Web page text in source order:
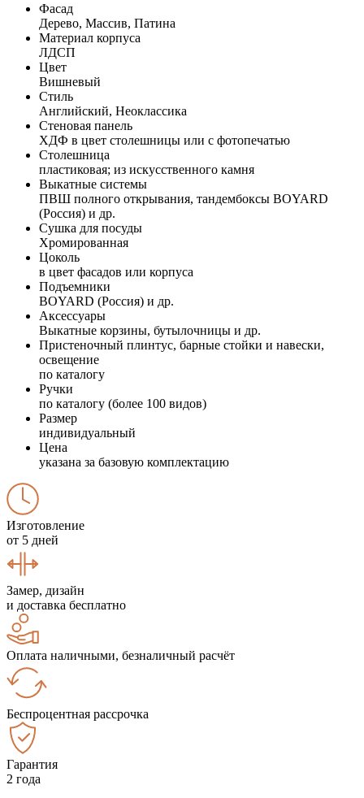
Фасад
Дерево, Массив, Патина
Материал корпуса
ЛДСП
Цвет
Вишневый
Стиль
Английский, Неоклассика
Стеновая панель
ХДФ в цвет столешницы или с фотопечатью
Столешница
пластиковая; из искусственного камня
Выкатные системы
ПВШ полного открывания, тандембоксы BOYARD
(Россия) и др.
Сушка для посуды
Хромированная
Цоколь
в цвет фасадов или корпуса
Подъемники
BOYARD (Россия) и др.
Аксессуары
Выкатные корзины, бутылочницы и др.
Пристеночный плинтус, барные стойки и навески,
освещение
по каталогу
Ручки
по каталогу (более 100 видов)
Размер
индивидуальный
Цена
указана за базовую комплектацию
Изготовление
от 5 дней
Замер, дизайн
и доставка бесплатно
Оплата наличными, безналичный расчёт
Беспроцентная рассрочка
Гарантия
2 года